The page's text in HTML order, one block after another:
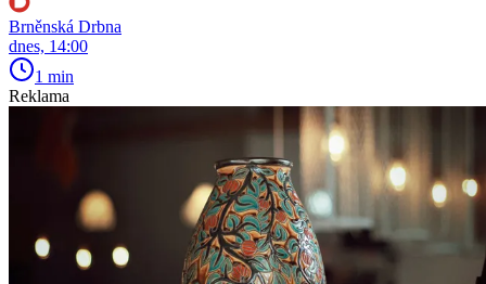
Brněnská Drbna
dnes, 14:00
1 min
Reklama